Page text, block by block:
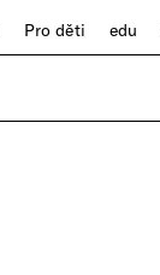
Pro děti edu